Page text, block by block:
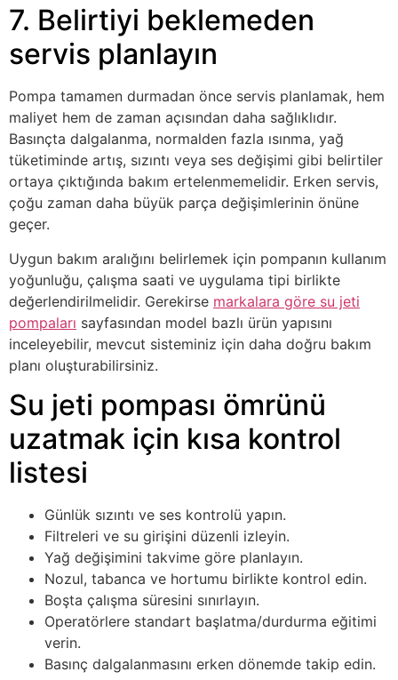
7. Belirtiyi beklemeden
servis planlayın
Pompa tamamen durmadan önce servis planlamak, hem
maliyet hem de zaman açısından daha sağlıklıdır.
Basınçta dalgalanma, normalden fazla ısınma, yağ
tüketiminde artış, sızıntı veya ses değişimi gibi belirtiler
ortaya çıktığında bakım ertelenmemelidir. Erken servis,
çoğu zaman daha büyük parça değişimlerinin önüne
geçer.
Uygun bakım aralığını belirlemek için pompanın kullanım
yoğunluğu, çalışma saati ve uygulama tipi birlikte
değerlendirilmelidir. Gerekirse markalara göre su jeti
pompaları sayfasından model bazlı ürün yapısını
inceleyebilir, mevcut sisteminiz için daha doğru bakım
planı oluşturabilirsiniz.
Su jeti pompası ömrünü
uzatmak için kısa kontrol
listesi
Günlük sızıntı ve ses kontrolü yapın.
Filtreleri ve su girişini düzenli izleyin.
Yağ değişimini takvime göre planlayın.
Nozul, tabanca ve hortumu birlikte kontrol edin.
Boşta çalışma süresini sınırlayın.
Operatörlere standart başlatma/durdurma eğitimi
verin.
Basınç dalgalanmasını erken dönemde takip edin.